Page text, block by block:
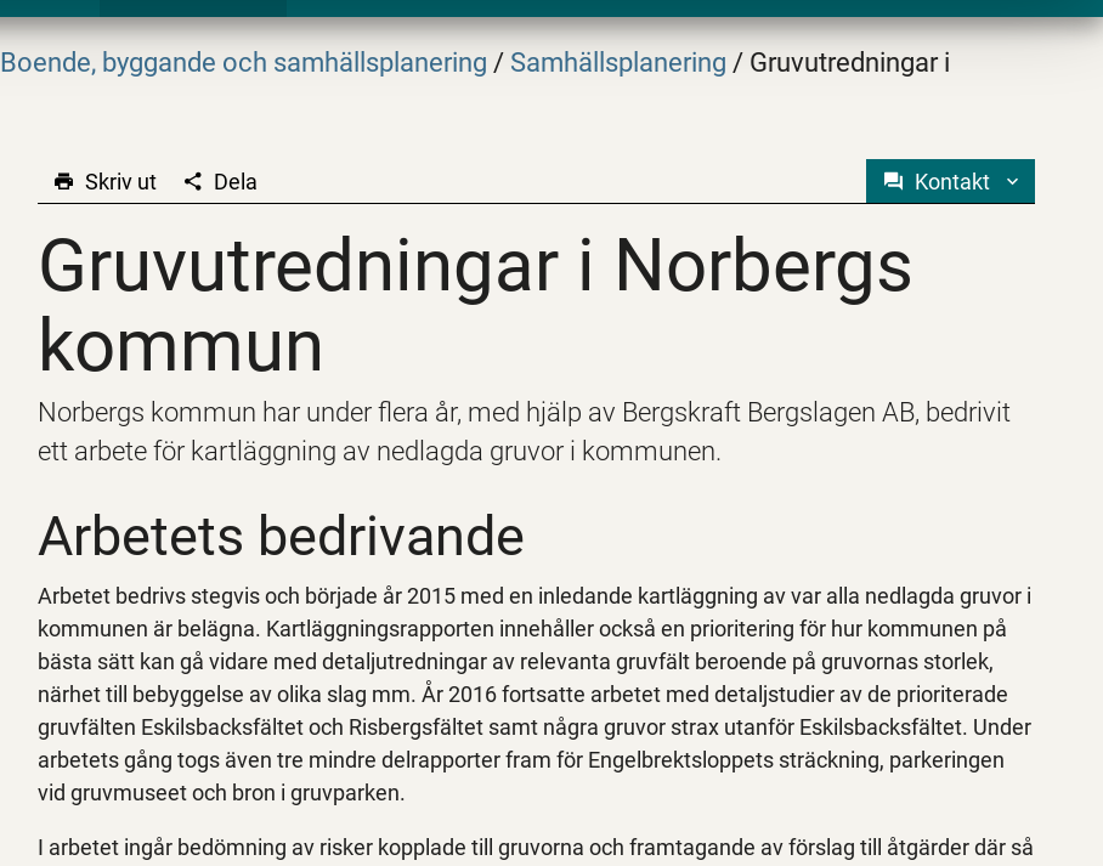
Boende, byggande och samhällsplanering / Samhällsplanering / Gruvutredningar i
Gruvutredningar i Norbergs
Skriv ut Dela Kontakt
Gruvutredningar i Norbergs
kommun
Norbergs kommun har under flera år, med hjälp av Bergskraft Bergslagen AB, bedrivit
ett arbete för kartläggning av nedlagda gruvor i kommunen.
Arbetets bedrivande
Arbetet bedrivs stegvis och började år 2015 med en inledande kartläggning av var alla nedlagda gruvor i
kommunen är belägna. Kartläggningsrapporten innehåller också en prioritering för hur kommunen på
bästa sätt kan gå vidare med detaljutredningar av relevanta gruvfält beroende på gruvornas storlek,
närhet till bebyggelse av olika slag mm. År 2016 fortsatte arbetet med detaljstudier av de prioriterade
gruvfälten Eskilsbacksfältet och Risbergsfältet samt några gruvor strax utanför Eskilsbacksfältet. Under
arbetets gång togs även tre mindre delrapporter fram för Engelbrektsloppets sträckning, parkeringen
vid gruvmuseet och bron i gruvparken.
I arbetet ingår bedömning av risker kopplade till gruvorna och framtagande av förslag till åtgärder där så